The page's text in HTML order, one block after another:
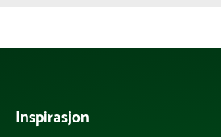
Inspirasjon